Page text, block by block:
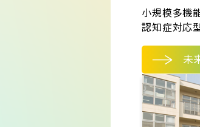
小規模多機
認知症対応
未